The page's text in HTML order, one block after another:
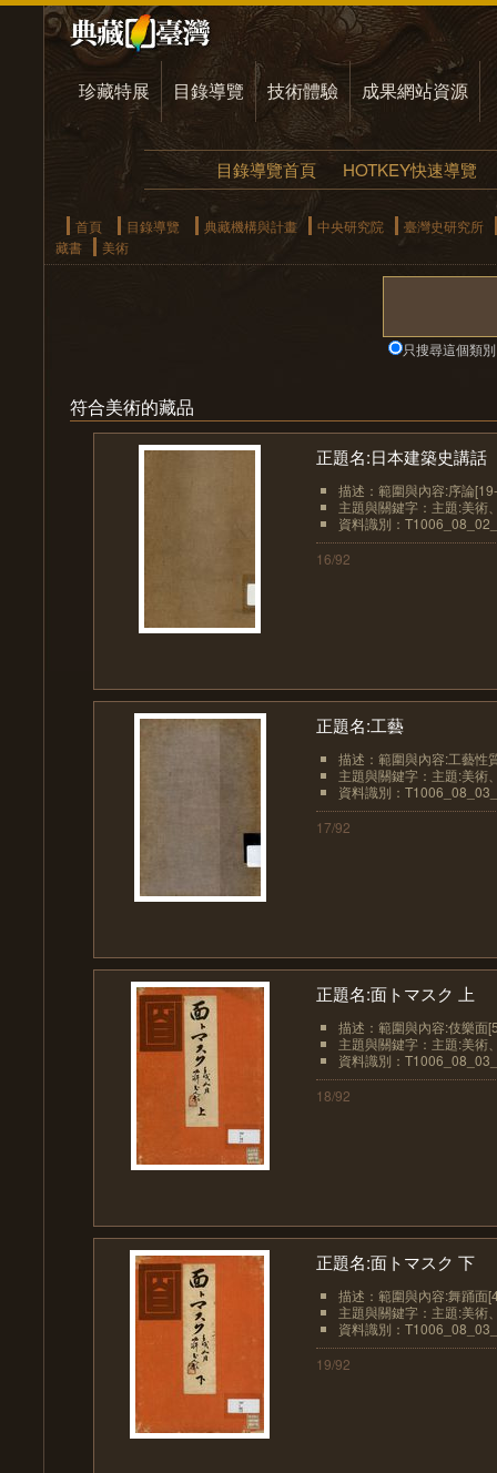
珍藏特展 目錄導覽 技術體驗 成果網站資源
目錄導覽首頁 HOTKEY快速導覽
首頁 目錄導覽 典藏機構與計畫 中央研究院
臺灣史研究所
藏書
美術
只搜尋這個類別
符合美術的藏品
正題名:日本建築史講話
描述：範圍與內容:序論
主題與關鍵字：主題:美術
資料識別：
16/92
正題名:工藝
描述：範圍與內容:工藝性
主題與關鍵字：主題:美術
資料識別：
17/92
正題名:面トマスク 上
描述：範圍與內容:伎樂面
主題與關鍵字：主題:美術
資料識別：
18/92
正題名:面トマスク 下
描述：範圍與內容:舞踊面
主題與關鍵字：主題:美術
資料識別：
19/92